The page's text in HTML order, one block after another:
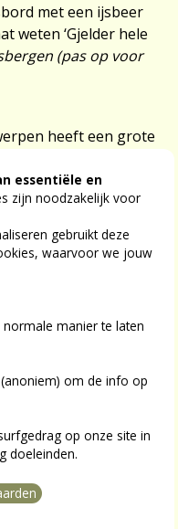
met een ijsbeer
weten ‘Gjelder hele
(pas op voor
heeft een grote
is de bedoeling dat
Toch ligt de grond
is onbegrijpelijk hoe lui
wij met onze
hond! Wij wel.
warmt het
is de
hoger geworden.
de Longyearbyen
grote gevolgen voor
ze uitsterven?
aangepast en jagen
helpen is zeer de
essentiële en
zijn noodzakelijk voor
gebruikt deze
waarvoor we jouw
manier te laten
om de info op
op onze site in
doeleinden.